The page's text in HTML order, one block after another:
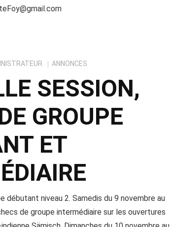
ANNONCES
SESSION,
GROUPE
ET
débutant niveau 2. Samedis du 9 novembre au
de groupe intermédiaire sur les ouvertures